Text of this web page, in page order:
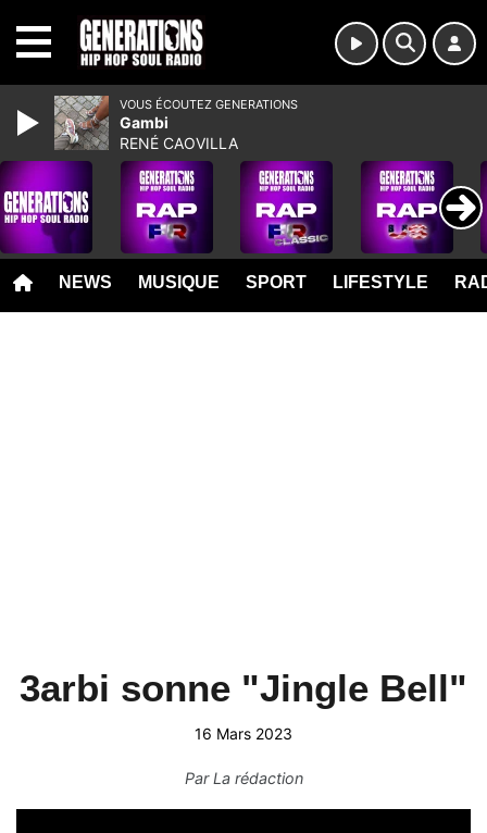
NEWS MUSIQUE SPORT LIFESTYLE
3arbi sonne "Jingle Bell"
16 Mars 2023
ParLa rédaction
VOUS ÉCOUTEZ GENERATIONS
Gambi
RENÉ CAOVILLA